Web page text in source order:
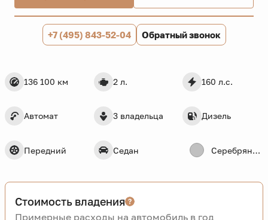
136 100 км 2 л. 160 л.с.
Автомат 3 владельца Дизель
Передний Седан Серебряный
+7 (495) 843-52-04 Обратный звонок
Стоимость владения
Примерные расходы на автомобиль в год